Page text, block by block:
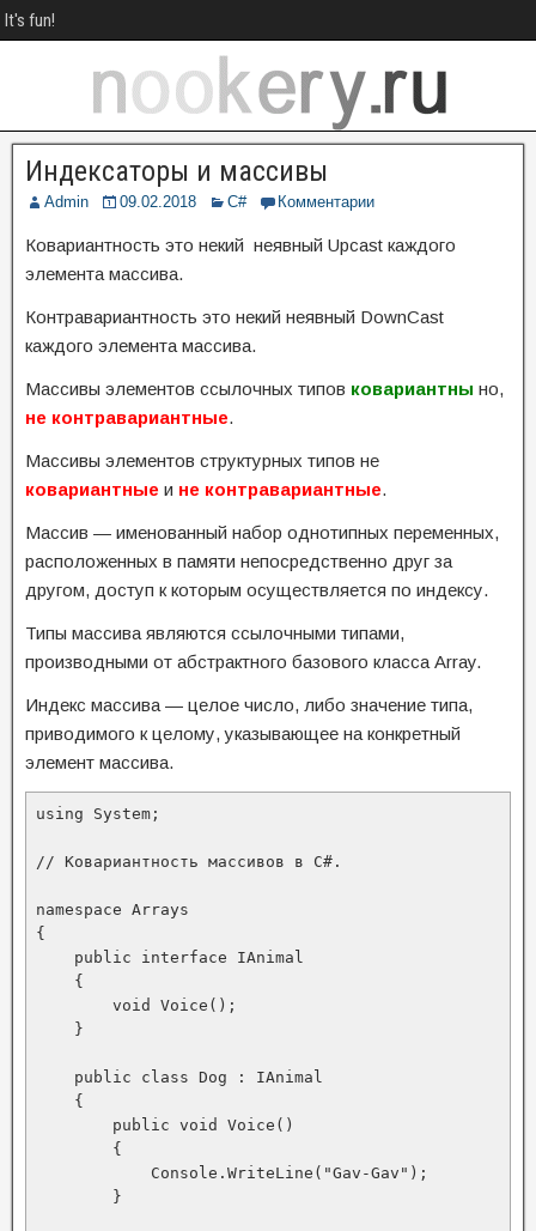
It's fun!
Индексаторы и массивы
Admin 09.02.2018 C# Комментарии
Ковариантность это некий неявный Upcast каждого
элемента массива.
Контравариантность это некий неявный DownCast
каждого элемента массива.
Массивы элементов ссылочных типов ковариантны но,
не контравариантные.
Массивы элементов структурных типов не
ковариантные и не контравариантные.
Массив — именованный набор однотипных переменных,
расположенных в памяти непосредственно друг за
другом, доступ к которым осуществляется по индексу.
Типы массива являются ссылочными типами,
производными от абстрактного базового класса Array.
Индекс массива — целое число, либо значение типа,
приводимого к целому, указывающее на конкретный
элемент массива.
using System;
// Ковариантность массивов в C#.
namespace Arrays
{
    public interface IAnimal
    {
        void Voice();
    }
    public class Dog : IAnimal
    {
        public void Voice()
        {
            Console.WriteLine("Gav-Gav");
        }